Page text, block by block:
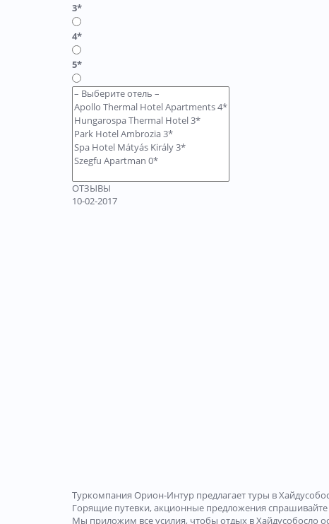
3*
4*
5*
ОТЗЫВЫ
10-02-2017
Туркомпания Орион-Интур предлагает туры в
Горящие путевки, акционные предложения
Мы приложим все усилия, чтобы отдых в Хайдусобосло